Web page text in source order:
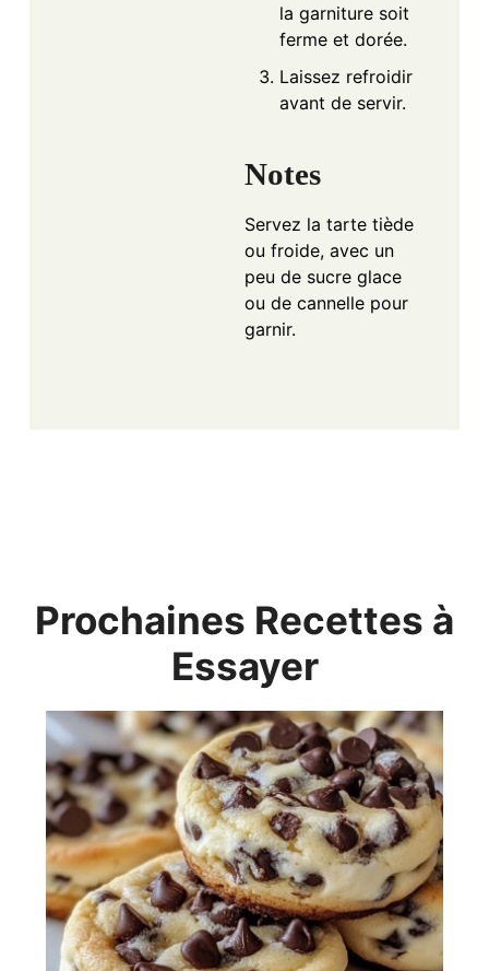
la garniture soit
ferme et dorée.
Laissez refroidir
avant de servir.
Notes
Servez la tarte tiède
ou froide, avec un
peu de sucre glace
ou de cannelle pour
garnir.
Prochaines Recettes à
Essayer